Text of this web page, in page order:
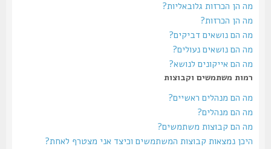
מה הן הכרזות גלובאליות?
מה הן הכרזות?
מה הם נושאים דביקים?
מה הם נושאים נעולים?
מה הם אייקונים לנושא?
רמות משתמשים וקבוצות
מה הם מנהלים ראשיים?
מה הם מנהלים?
מה הם קבוצות משתמשים?
היכן נמצאות קבוצות המשתמשים וכיצד אני מצטרף לאחת?